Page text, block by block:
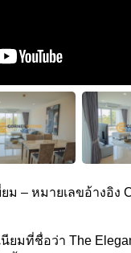
ม – หมายเลขอ้างอิง
ยมที่ชื่อว่า The